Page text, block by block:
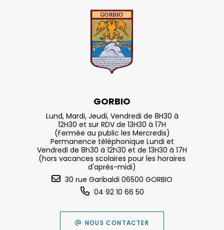
GORBIO
Lund, Mardi, Jeudi, Vendredi de 8H30 à
12H30 et sur RDV de 13H30 à 17H
(Fermée au public les Mercredis)
Permanence téléphonique Lundi et
Vendredi de 8h30 à 12h30 et de 13H30 à 17H
(hors vacances scolaires pour les horaires
d'après-midi)
30 rue Garibaldi 06500 GORBIO
04 92 10 66 50
NOUS CONTACTER